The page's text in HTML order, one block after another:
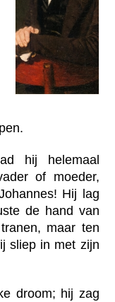
hij helemaal
of moeder,
Hij lag
de hand van
maar ten
sliep in met zijn
droom; hij zag